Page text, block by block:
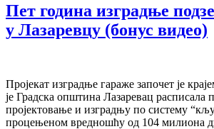
Пет година изградње
у Лазаревцу (бонус видео)
Пројекат изградње гараже започет је
је Градска општина Лазаревац расписала
пројектовање и изградњу по систему
процењеном вредношћу од 104 милиона